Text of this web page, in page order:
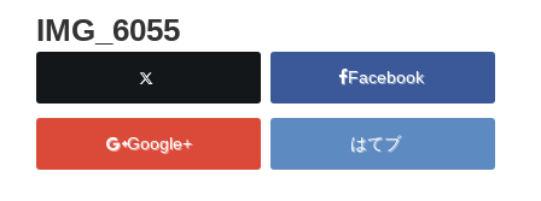
IMG_6055
Facebook
Google+ はてブ